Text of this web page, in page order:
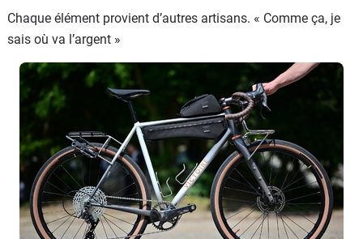
Chaque élément provient d’autres artisans. « Comme ça, je
sais où va l’argent »